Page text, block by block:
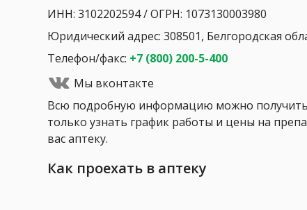
ИНН: 3102202594 / ОГРН: 1073130003980
Юридический адрес: 308501, Белгородская
Телефон/факс: +7 (800) 200-5-400
Мы вконтакте
Всю подробную информацию можно получить
только узнать график работы и цены на
вас аптеку.
Как проехать в аптеку